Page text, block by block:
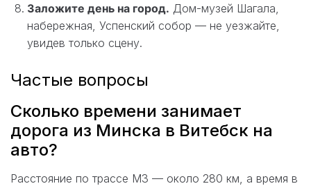
Заложите день на город. Дом-музей Шагала,
набережная, Успенский собор — не уезжайте,
увидев только сцену.
Частые вопросы
Сколько времени занимает
дорога из Минска в Витебск на
авто?
Расстояние по трассе М3 — около 280 км, а время в